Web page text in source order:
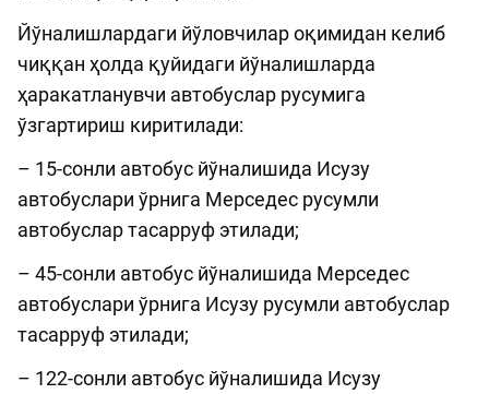
Йўналишлардаги йўловчилар оқимидан келиб
чиққан ҳолда қуйидаги йўналишларда
ҳаракатланувчи автобуслар русумига
ўзгартириш киритилади:
– 15-сонли автобус йўналишида Исузу
автобуслари ўрнига Мерседес русумли
автобуслар тасарруф этилади;
– 45-сонли автобус йўналишида Мерседес
автобуслари ўрнига Исузу русумли автобуслар
тасарруф этилади;
– 122-сонли автобус йўналишида Исузу